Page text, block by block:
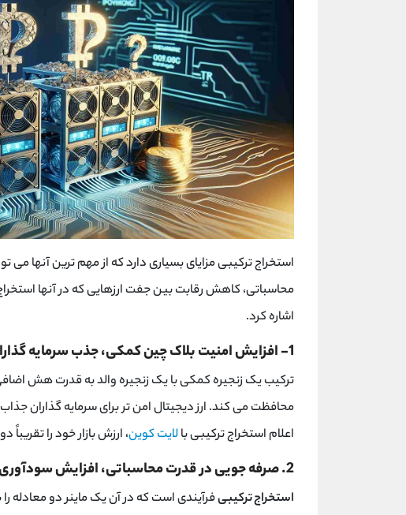
استخراج ترکیبی مزایای بسیاری دارد که از مهم ترین آنها می
محاسباتی، کاهش رقابت بین جفت ارزهایی که در آنها
اشاره کرد.
1- افزایش امنیت بلاک چین کمکی، جذب سرمایه گذاران بیشتر
ترکیب یک زنجیره کمکی با یک زنجیره والد به قدرت هش
محافظت می کند. ارز دیجیتال امن تر برای سرمایه گذاران
اعلام استخراج ترکیبی بالایت کوین، ارزش بازار خود را تقریباً
2. صرفه جویی در قدرت محاسباتی، افزایش سودآوری
استخراج ترکیبیفرآیندی است که در آن یک ماینر دو معادله